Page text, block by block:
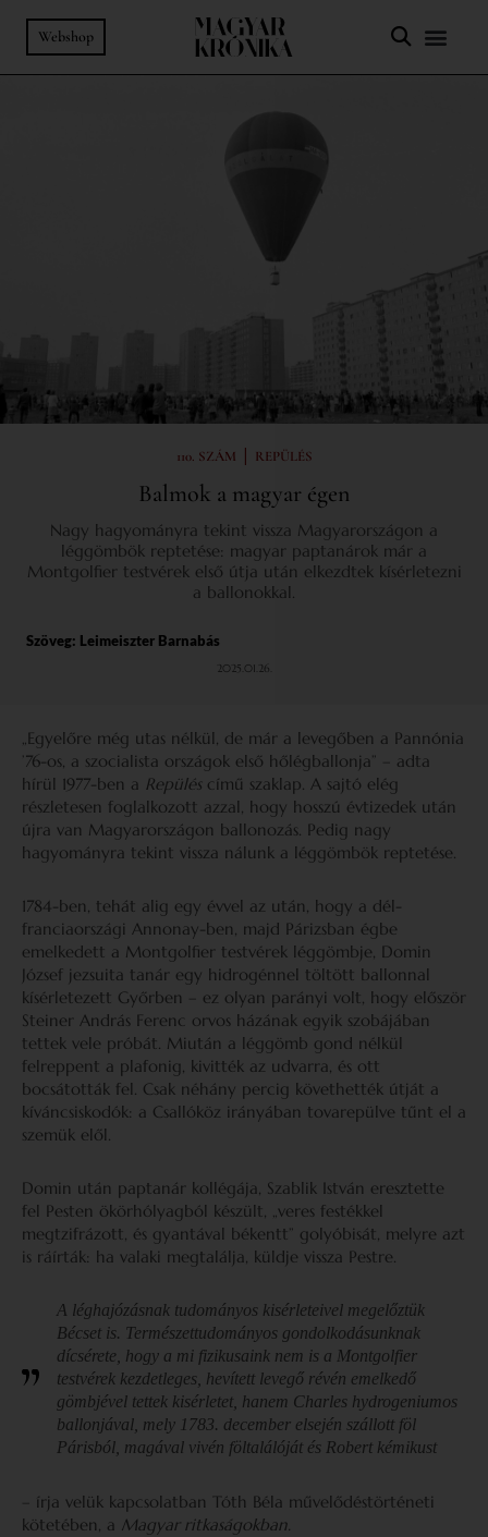
Webshop
110. SZÁM | REPÜLÉS
Balmok a magyar égen
Nagy hagyományra tekint vissza Magyarországon a
léggömbök reptetése: magyar paptanárok már a
Montgolfier testvérek első útja után elkezdtek kísérletezni
a ballonokkal.
Szöveg: Leimeiszter Barnabás
2025.01.26.
„Egyelőre még utas nélkül, de már a levegőben a Pannónia
’76-os, a szocialista országok első hőlégballonja” – adta
hírül 1977-ben a Repülés című szaklap. A sajtó elég
részletesen foglalkozott azzal, hogy hosszú évtizedek után
újra van Magyarországon ballonozás. Pedig nagy
hagyományra tekint vissza nálunk a léggömbök reptetése.
1784-ben, tehát alig egy évvel az után, hogy a dél-
franciaországi Annonay-ben, majd Párizsban égbe
emelkedett a Montgolfier testvérek léggömbje, Domin
József jezsuita tanár egy hidrogénnel töltött ballonnal
kísérletezett Győrben – ez olyan parányi volt, hogy először
Steiner András Ferenc orvos házának egyik szobájában
tettek vele próbát. Miután a léggömb gond nélkül
felreppent a plafonig, kivitték az udvarra, és ott
bocsátották fel. Csak néhány percig követhették útját a
kíváncsiskodók: a Csallóköz irányában tovarepülve tűnt el a
szemük elől.
Domin után paptanár kollégája, Szablik István eresztette
fel Pesten ökörhólyagból készült, „veres festékkel
megtzifrázott, és gyantával békentt” golyóbisát, melyre azt
is ráírták: ha valaki megtalálja, küldje vissza Pestre.
A léghajózásnak tudományos kisérleteivel megelőztük
Bécset is. Természettudományos gondolkodásunknak
dícsérete, hogy a mi fizikusaink nem is a Montgolfier
testvérek kezdetleges, hevített levegő révén emelkedő
gömbjével tettek kisérletet, hanem Charles hydrogeniumos
ballonjával, mely 1783. december elsején szállott föl
Párisból, magával vivén föltalálóját és Robert kémikust
– írja velük kapcsolatban Tóth Béla művelődéstörténeti
kötetében, a Magyar ritkaságokban.